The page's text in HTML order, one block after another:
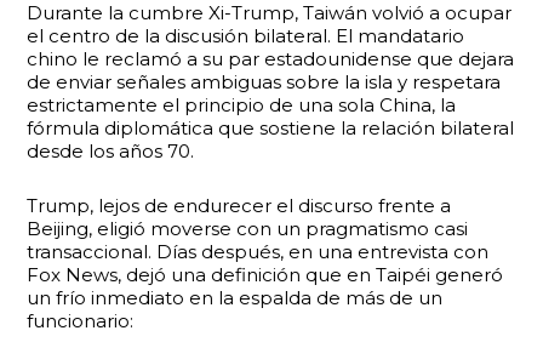
Durante la cumbre Xi-Trump, Taiwán volvió a ocupar
el centro de la discusión bilateral. El mandatario
chino le reclamó a su par estadounidense que dejara
de enviar señales ambiguas sobre la isla y respetara
estrictamente el principio de una sola China, la
fórmula diplomática que sostiene la relación bilateral
desde los años 70.
Trump, lejos de endurecer el discurso frente a
Beijing, eligió moverse con un pragmatismo casi
transaccional. Días después, en una entrevista con
Fox News, dejó una definición que en Taipéi generó
un frío inmediato en la espalda de más de un
funcionario: